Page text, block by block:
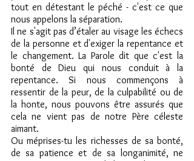
tout en détestant le péché - c'est ce que
nous appelons la séparation.
Il ne s'agit pas d’étaler au visage les échecs
de la personne et d'exiger la repentance et
le changement. La Parole dit que c'est la
bonté de Dieu qui nous conduit à la
repentance. Si nous commençons à
ressentir de la peur, de la culpabilité ou de
la honte, nous pouvons être assurés que
cela ne vient pas de notre Père céleste
aimant.
Ou méprises-tu les richesses de sa bonté,
de sa patience et de sa longanimité, ne